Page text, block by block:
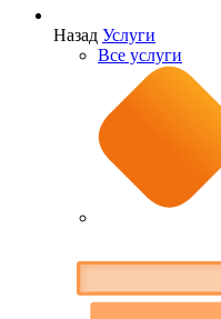
Назад Услуги
Все услуги